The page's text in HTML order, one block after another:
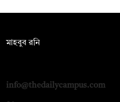
মাহবুব রনি
info@thedailycampus.com